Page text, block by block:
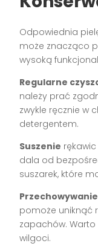
Odpowiednia
może znacząco
wysoką
Regularne
należy prać
zwykle ręcznie w
detergentem.
Suszenie
dala od
suszarek, które
Przechowywanie
pomoże uniknąć
zapachów.
wilgoci.